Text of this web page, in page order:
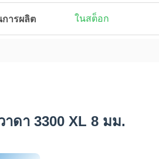
การผลิต ในสต็อก
าดา 3300 XL 8 มม.